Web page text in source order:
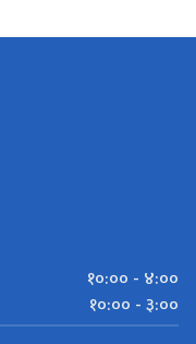
१०:०० - ४:००
१०:०० - ३:००